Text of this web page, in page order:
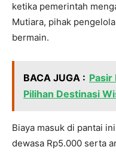
ketika pemerintah
Mutiara, pihak
bermain.
BACA JUGA : Pasir
Pilihan Destinasi
Biaya masuk di pantai
dewasa Rp5.000 serta